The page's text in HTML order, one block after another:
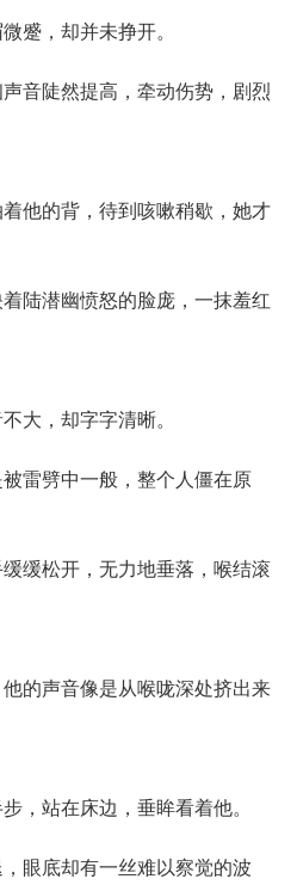
，却并未挣开。
陡然提高，牵动伤势，剧烈
的背，待到咳嗽稍歇，她才
潜幽愤怒的脸庞，一抹羞红
，却字字清晰。
劈中一般，整个人僵在原
松开，无力地垂落，喉结滚
音像是从喉咙深处挤出来
站在床边，垂眸看着他。
底却有一丝难以察觉的波